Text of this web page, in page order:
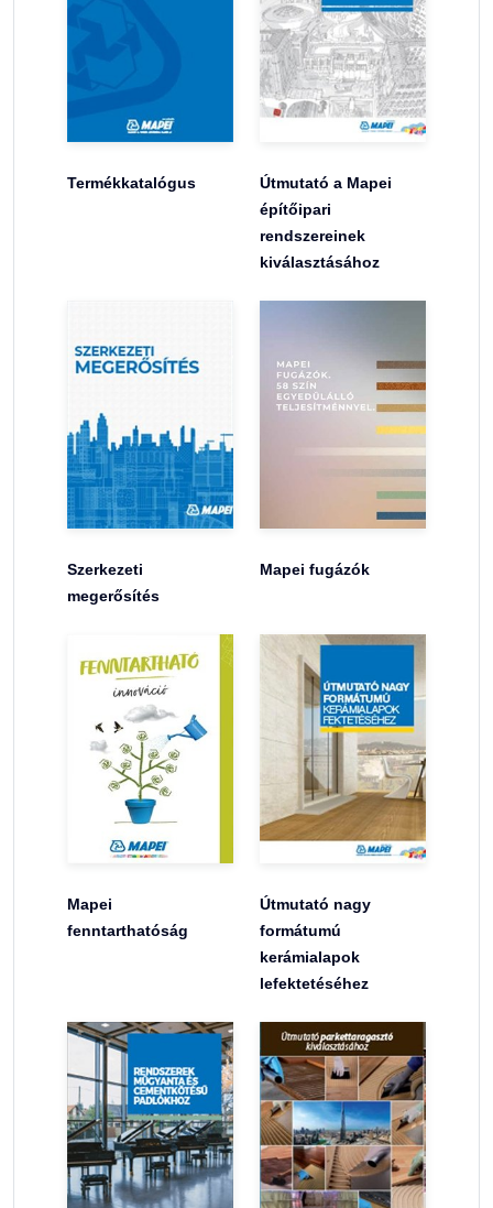
Termékkatalógus
Útmutató a Mapei
építőipari
rendszereinek
kiválasztásához
Szerkezeti
megerősítés
Mapei fugázók
Mapei
fenntarthatóság
Útmutató nagy
formátumú
kerámialapok
lefektetéséhez